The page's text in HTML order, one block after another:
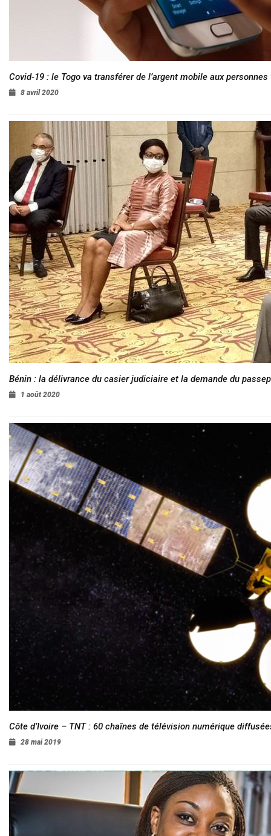
Covid-19 : le Togo va transférer de l’argent mobile aux
8 avril 2020
Bénin : la délivrance du casier judiciaire et la demande du
1 août 2020
Côte d’Ivoire – TNT : 60 chaînes de télévision numérique
28 mai 2019